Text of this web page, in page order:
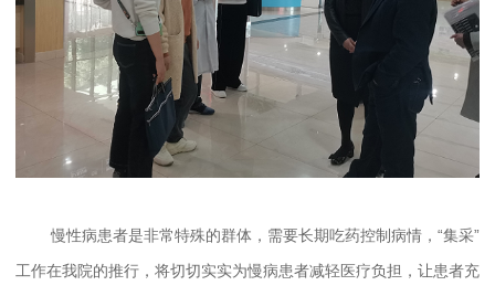
慢性病患者是非常特殊的群体，需要长期吃药控制病情，“集采”
工作在我院的推行，将切切实实为慢病患者减轻医疗负担，让患者充